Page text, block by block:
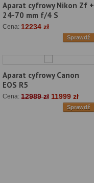
Aparat cyfrowy Nikon Zf +
24-70 mm f/4 S
Cena: 12234 zł
Sprawdź
Aparat cyfrowy Canon
EOS R5
Cena: 12989 zł 11999 zł
Sprawdź